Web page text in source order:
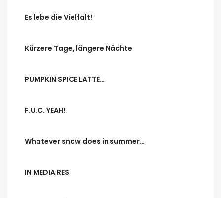
Es lebe die Vielfalt!
Kürzere Tage, längere Nächte
PUMPKIN SPICE LATTE…
F.U.C. YEAH!
Whatever snow does in summer…
IN MEDIA RES